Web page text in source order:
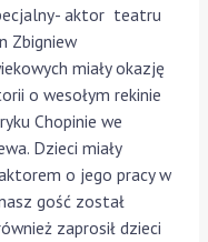
aktor teatru
Zbigniew
miały okazję
o wesołym rekinie
Chopinie we
Dzieci miały
o jego pracy w
gość został
zaprosił dzieci